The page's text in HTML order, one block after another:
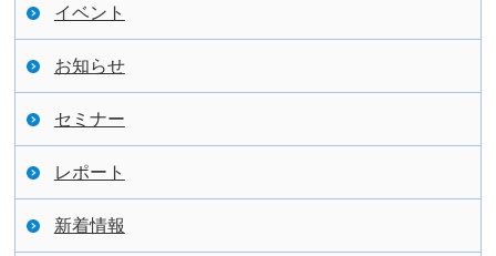
イベント
お知らせ
セミナー
レポート
新着情報